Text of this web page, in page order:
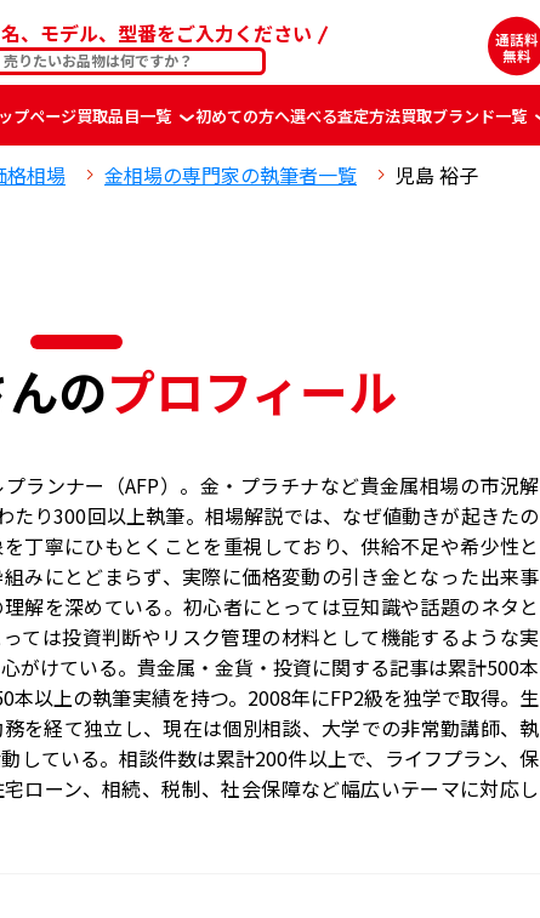
、モデル、型番をご入力ください
プページ買取品目一覧 初めての方へ選べる査定方法買取ブランド一覧
格相場 金相場の専門家の執筆者一覧 児島 裕子
のプロフィール
ランナー（AFP）。金・プラチナなど貴金属相場の市況解
たり300回以上執筆。相場解説では、なぜ値動きが起きたの
丁寧にひもとくことを重視しており、供給不足や希少性と
みにとどまらず、実際に価格変動の引き金となった出来事
解を深めている。初心者にとっては豆知識や話題のネタと
ては投資判断やリスク管理の材料として機能するような実
がけている。貴金属・金貨・投資に関する記事は累計500本
本以上の執筆実績を持つ。2008年にFP2級を独学で取得。生
を経て独立し、現在は個別相談、大学での非常勤講師、執
している。相談件数は累計200件以上で、ライフプラン、保
ローン、相続、税制、社会保障など幅広いテーマに対応し